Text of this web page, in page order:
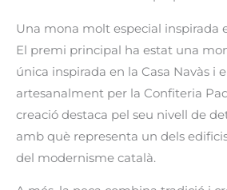
Una mona molt especial inspirada
El premi principal ha estat una
única inspirada en la Casa Navàs i
artesanalment per la Confiteria
creació destaca pel seu nivell de
amb què representa un dels
del modernisme català.